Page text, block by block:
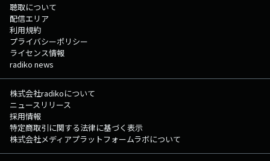
聴取について
配信エリア
利用規約
プライバシーポリシー
ライセンス情報
radiko news
株式会社radikoについて
ニュースリリース
採用情報
特定商取引に関する法律に基づく表示
株式会社メディアプラットフォームラボについて